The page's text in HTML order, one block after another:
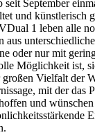
September
und künstlerisch
1 leben alle
aus
oder nur mit
Möglichkeit ist,
Vielfalt der
mit der das
und